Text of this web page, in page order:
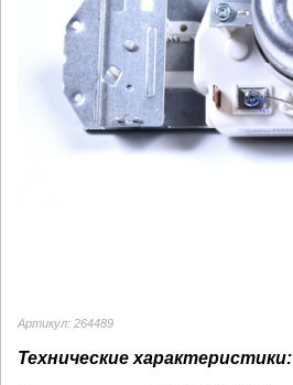
Артикул: 264489
Технические характеристики: